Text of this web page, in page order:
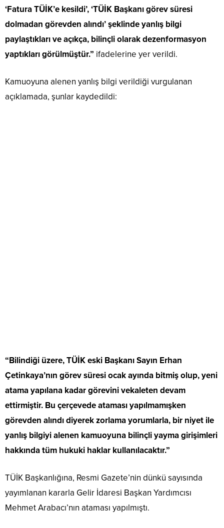
‘Fatura TÜİK’e kesildi’, ‘TÜİK Başkanı görev süresi
dolmadan görevden alındı’ şeklinde yanlış bilgi
paylaştıkları ve açıkça, bilinçli olarak dezenformasyon
yaptıkları görülmüştür.” ifadelerine yer verildi.
Kamuoyuna alenen yanlış bilgi verildiği vurgulanan
açıklamada, şunlar kaydedildi:
“Bilindiği üzere, TÜİK eski Başkanı Sayın Erhan
Çetinkaya’nın görev süresi ocak ayında bitmiş olup, yeni
atama yapılana kadar görevini vekaleten devam
ettirmiştir. Bu çerçevede ataması yapılmamışken
görevden alındı diyerek zorlama yorumlarla, bir niyet ile
yanlış bilgiyi alenen kamuoyuna bilinçli yayma girişimleri
hakkında tüm hukuki haklar kullanılacaktır.”
TÜİK Başkanlığına, Resmi Gazete’nin dünkü sayısında
yayımlanan kararla Gelir İdaresi Başkan Yardımcısı
Mehmet Arabacı’nın ataması yapılmıştı.